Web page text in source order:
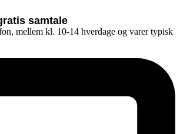
samtale
mellem kl. 10-14 hverdage og varer typisk